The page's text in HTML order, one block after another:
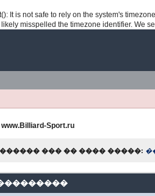
It is not safe to rely on the system's
misspelled the timezone identifier. We
Sport.ru
��� �� ���� �����: